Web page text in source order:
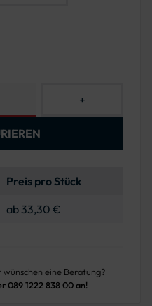
+
Preis pro Stück
ab 33,30 €
wünschen eine Beratung?
089 1222 838 00 an!